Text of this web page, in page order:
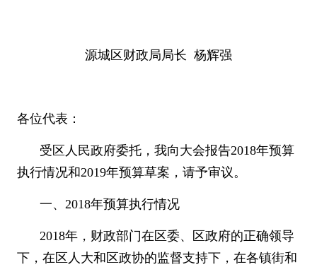
源城区财政局局长 杨辉强
各位代表：
受区人民政府委托，我向大会报告2018年预算
执行情况和2019年预算草案，请予审议。
一、 2018年预算执行情况
2018年，财政部门在区委、区政府的正确领导
下，在区人大和区政协的监督支持下，在各镇街和